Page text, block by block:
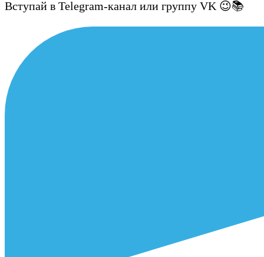
Вступай в Telegram-канал или группу VK 😉📚